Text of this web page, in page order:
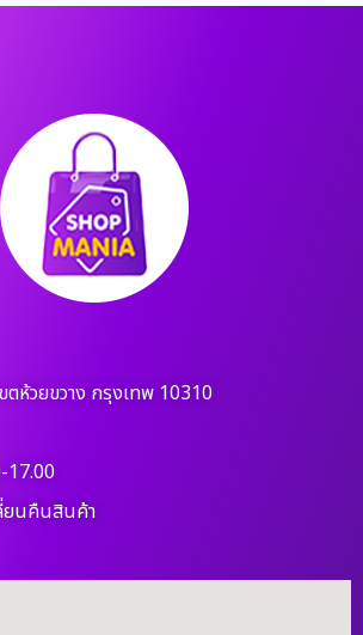
ตห้วยขวาง กรุงเทพ 10310
17.00
ยนคืนสินค้า